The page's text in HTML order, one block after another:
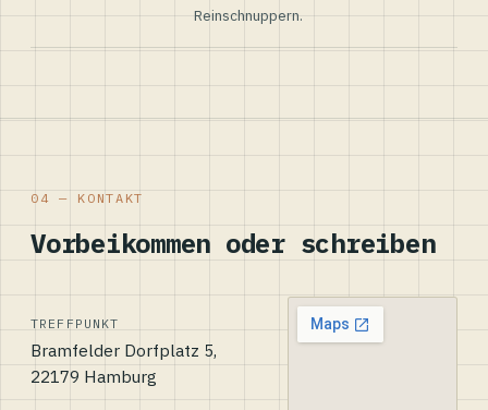
Reinschnuppern.
04 — KONTAKT
Vorbeikommen oder schreiben
TREFFPUNKT
Bramfelder Dorfplatz 5,
22179 Hamburg